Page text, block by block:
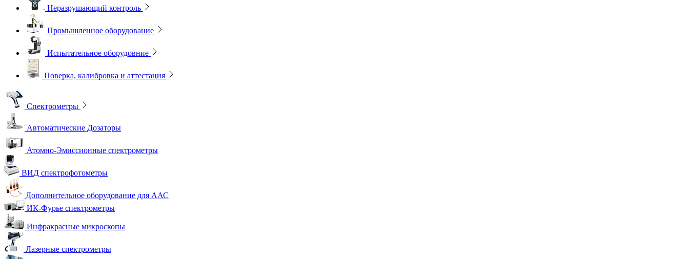
Неразрушающий контроль
Промышленное оборудование
Испытательное оборудовние
Поверка, калибровка и аттестация
Спектрометры
Автоматические Дозаторы
Атомно-Эмиссионные спектрометры
ВИД спектрофотометры
Дополнительное оборудование для ААС
ИК-Фурье спектрометры
Инфракрасные микроскопы
Лазерные спектрометры